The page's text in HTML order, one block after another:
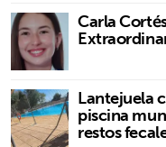
Carla
Lantejuela
piscina
restos